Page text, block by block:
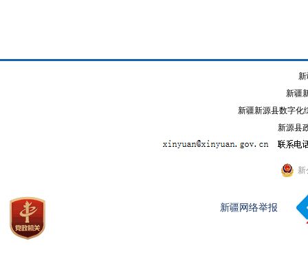
新疆
新疆新源县数字化
新源县
新
新疆网络举报